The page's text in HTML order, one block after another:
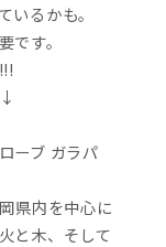
いるかも。
す。
ーブ ガラパ
県内を中心に
と木、そして